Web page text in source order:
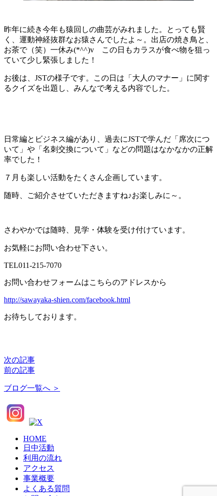
昨年に続き今年も猿回しの曲芸がみれました。とっても賢
く、運動神経抜群なお猿さんでしたよ～。出店の焼き鳥と、
お茶で（笑）一休み(*^^)v この日もカラスが食べ物を狙っ
ていて少し緊張しました！
お後は、JSTの様子です。この日は「大人のマナー」に関す
るクイズを出題し、みんなで考える内容でした。
日常編とビジネス編があり、過去にJSTで学んだ「席次につ
いて」や「名刺交換について」などの問題はなかなかの正解
率でした！
７月も楽しい活動をたくさん企画しています。
随時、ご紹介させていただきますね♪お楽しみに～。
さわやかでは随時、見学・体験を受け付けています。
お気軽にお問い合わせ下さい。
TEL011-215-7070
お問い合わせフォームはこちらのアドレスから
http://sawayaka-shien.com/facebook.html
お待ちしております。
次の記事
前の記事
ブログ一覧へ ＞
HOME
日中活動
利用の流れ
アクセス
事業概要
よくある質問